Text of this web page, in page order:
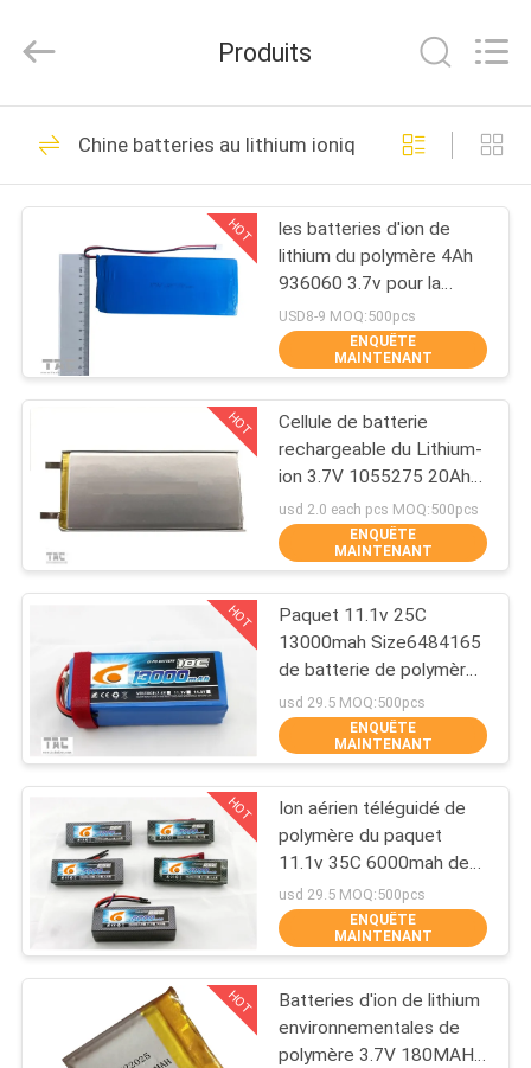
MAISON
PRODUITS
VIDÉOS
AU
SUJET
NOUS
VISITE
D'USINE
CONTRÔLE
QUALITÉ
CONTACTEZ-
NOUS
NOUVELLES
New
Energy
Ltd..
Reserved.
Système portatif de
stockage de
l'énergie
122
Au Lithium-Ion
Batterie cylindrique
146
3.2V batterie
Lifep04
140
Batterie Li-Mn
Produits
Chine batteries au lithium ionique de polymère
HOT
les batteries d'ion de
lithium du polymère 4Ah
936060 3.7v pour la
grande puissance de
capacité encaissent
USD8-9 MOQ:500pcs
ENQUÊTE
MAINTENANT
HOT
Cellule de batterie
rechargeable du Lithium-
ion 3.7V 1055275 20Ah
pour la banque de
puissance
usd 2.0 each pcs MOQ:500pcs
ENQUÊTE
MAINTENANT
HOT
Paquet 11.1v 25C
13000mah Size6484165
de batterie de polymère
de lithium d'hélicoptère
d'UAV RC
usd 29.5 MOQ:500pcs
ENQUÊTE
MAINTENANT
HOT
Ion aérien téléguidé de
polymère du paquet
11.1v 35C 6000mah de
batterie de véhicule
usd 29.5 MOQ:500pcs
ENQUÊTE
MAINTENANT
HOT
Batteries d'ion de lithium
environnementales de
polymère 3.7V 180MAH